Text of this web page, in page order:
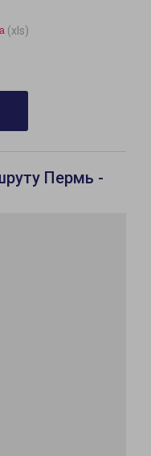
(xls)
Пермь -